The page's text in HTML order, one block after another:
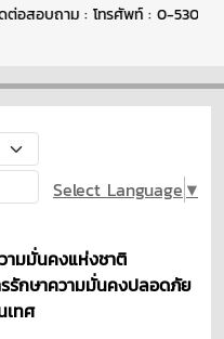
อบถาม : โทรศัพท์ : 0-5300-
Select Language ▼
ามมั่นคงแห่งชาติ
รักษาความมั่นคงปลอดภัย
เทศ